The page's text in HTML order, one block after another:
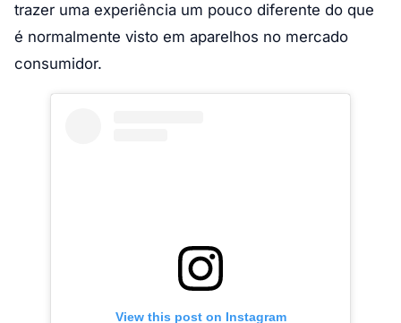
trazer uma experiência um pouco diferente do que
é normalmente visto em aparelhos no mercado
consumidor.
View this post on Instagram